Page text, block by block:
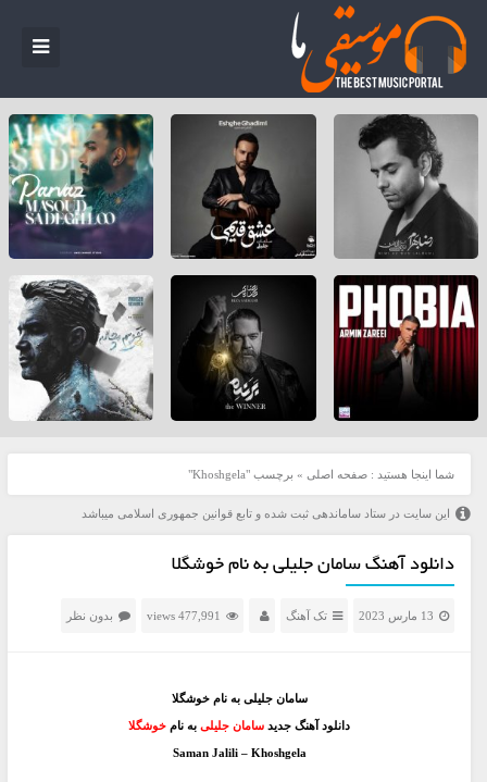
شما اینجا هستید : صفحه اصلی » برچسب "Khoshgela"
این سایت در ستاد ساماندهی ثبت شده و تابع قوانین جمهوری اسلامی میباشد
دانلود آهنگ سامان جلیلی به نام خوشگلا
13 مارس 2023 تک آهنگ 477,991 views بدون نظر
سامان جلیلی به نام خوشگلا
دانلود آهنگ جدید سامان جلیلیبه نام خوشگلا
Saman Jalili – Khoshgela